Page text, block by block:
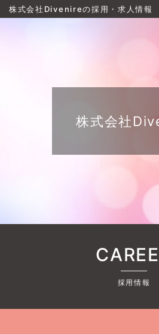
株式会社Divenireの採用・求人情報
株式会社
採用情報